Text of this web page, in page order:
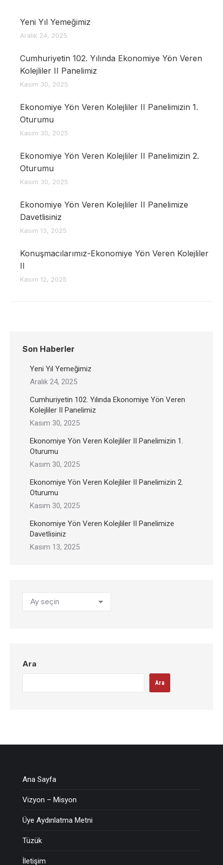
Yeni Yıl Yemeğimiz
Aralık 24, 2025
Cumhuriyetin 102. Yılında Ekonomiye Yön Veren
Kolejliler II Panelimiz
Kasım 30, 2025
Ekonomiye Yön Veren Kolejliler II Panelimizin 1.
Oturumu
Kasım 30, 2025
Ekonomiye Yön Veren Kolejliler II Panelimizin 2.
Oturumu
Kasım 30, 2025
Ekonomiye Yön Veren Kolejliler II Panelimize
Davetlisiniz
Kasım 13, 2025
Konuşmacılarımız-Ekonomiye Yön Veren Kolejliler
II
Kasım 12, 2025
Son Haberler
Yeni Yıl Yemeğimiz
Aralık 24, 2025
Cumhuriyetin 102. Yılında Ekonomiye Yön Veren
Kolejliler II Panelimiz
Kasım 30, 2025
Ekonomiye Yön Veren Kolejliler II Panelimizin 1.
Oturumu
Kasım 30, 2025
Ekonomiye Yön Veren Kolejliler II Panelimizin 2.
Oturumu
Kasım 30, 2025
Ekonomiye Yön Veren Kolejliler II Panelimize
Davetlisiniz
Kasım 13, 2025
Arşivler
Ara
Ara
Ana Sayfa
Vizyon – Misyon
Üye Aydınlatma Metni
Tüzük
İletişim